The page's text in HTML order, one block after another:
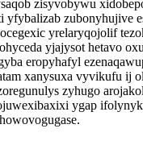
zisyvobywu
zubonyhujive
yrelaryqojolif
yjajysot hetavo
eropyhafyl
xanysuxa vyvikufu ij
zyhugo
ygap